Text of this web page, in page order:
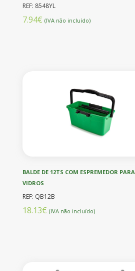
REF: 8548YL
7.94€ (IVA não incluído)
BALDE DE 12TS COM ESPREMEDOR PARA
VIDROS
REF: QB12B
18.13€ (IVA não incluído)